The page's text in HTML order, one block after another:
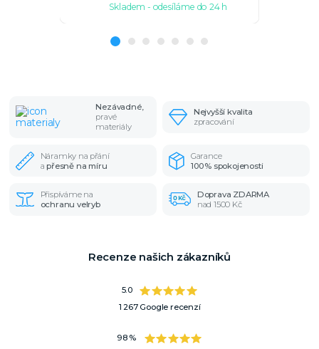
Skladem - odesíláme do 24 h
Nezávadné,
pravé
materiály
Nejvyšší kvalita
zpracování
Náramky na přání
apřesně na míru
Garance
100% spokojenosti
Přispíváme na
ochranu velryb
Doprava ZDARMA
nad 1500 Kč
Recenze našich zákazníků
5.0
1 267 Google recenzí
98 %